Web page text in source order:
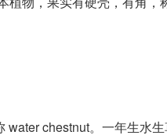
chestnut。一年生水